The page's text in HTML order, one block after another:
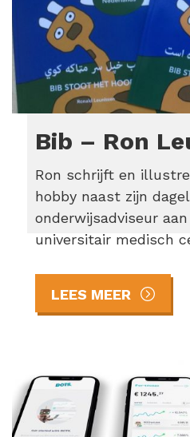
Bib – Ron
Ron schrijft en
hobby naast zijn
onderwijsadviseur
universitair medisch
LEES MEER